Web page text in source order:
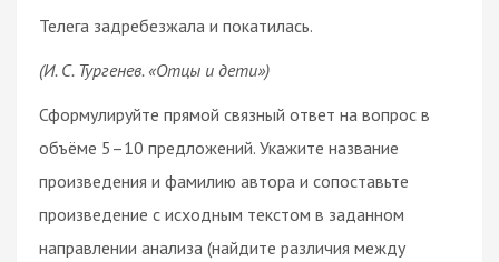
Телега задребезжала и покатилась.
(И. С. Тургенев. «Отцы и дети»)
Сформулируйте прямой связный ответ на вопрос в
объёме 5–10 предложений. Укажите название
произведения и фамилию автора и сопоставьте
произведение с исходным текстом в заданном
направлении анализа (найдите различия между